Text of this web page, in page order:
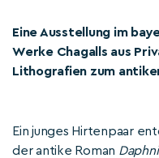
Eine Ausstellung im
Werke Chagalls aus
Lithografien zum
Ein junges Hirtenpaar
der antike Roman